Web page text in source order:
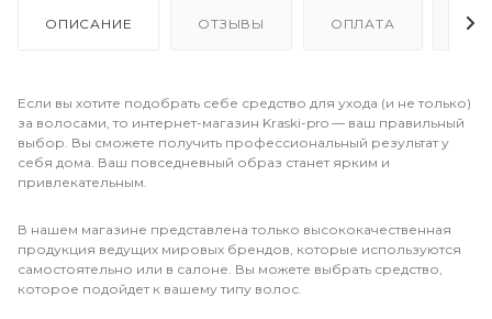
ОПИСАНИЕ ОТЗЫВЫ ОПЛАТА
Если вы хотите подобрать себе средство для ухода (и не только)
за волосами, то интернет-магазин Kraski-pro — ваш правильный
выбор. Вы сможете получить профессиональный результат у
себя дома. Ваш повседневный образ станет ярким и
привлекательным.
В нашем магазине представлена только высококачественная
продукция ведущих мировых брендов, которые используются
самостоятельно или в салоне. Вы можете выбрать средство,
которое подойдет к вашему типу волос.